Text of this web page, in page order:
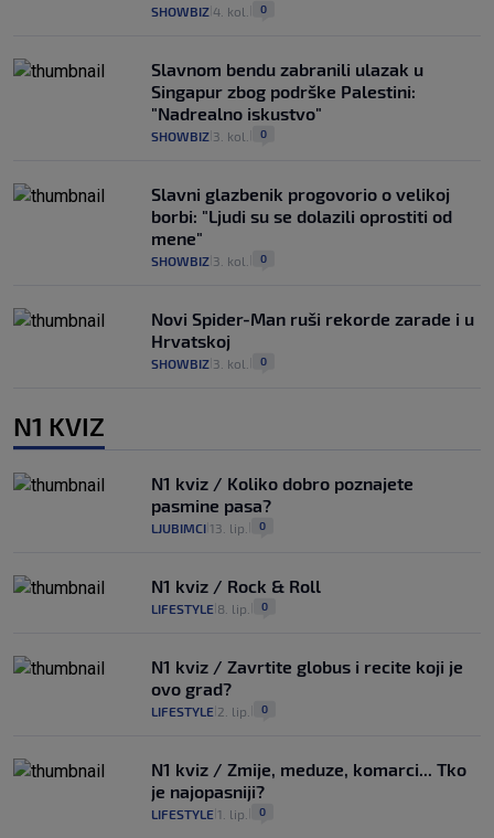
SHOWBIZ 4. kol. 0
Slavnom bendu zabranili ulazak u
Singapur zbog podrške Palestini:
"Nadrealno iskustvo"
SHOWBIZ 3. kol. 0
Slavni glazbenik progovorio o velikoj
borbi: "Ljudi su se dolazili oprostiti od
mene"
SHOWBIZ 3. kol. 0
Novi Spider-Man ruši rekorde zarade i u
Hrvatskoj
SHOWBIZ 3. kol. 0
N1 KVIZ
N1 kviz / Koliko dobro poznajete
pasmine pasa?
LJUBIMCI 13. lip. 0
N1 kviz / Rock & Roll
LIFESTYLE 8. lip. 0
N1 kviz / Zavrtite globus i recite koji je
ovo grad?
LIFESTYLE 2. lip. 0
N1 kviz / Zmije, meduze, komarci... Tko
je najopasniji?
LIFESTYLE 1. lip. 0